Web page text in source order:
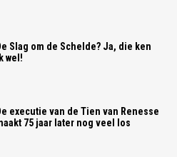
Slag om de Schelde? Ja, die ken
wel!
executie van de Tien van Renesse
75 jaar later nog veel los